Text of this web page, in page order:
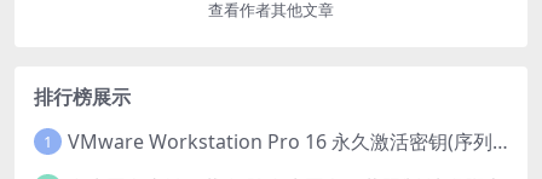
查看作者其他文章
排行榜展示
1 VMware Workstation Pro 16 永久激活密钥(序列号)